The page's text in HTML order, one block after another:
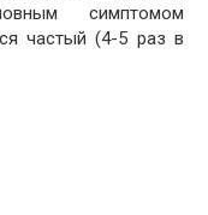
симптомом
частый (4-5 раз в